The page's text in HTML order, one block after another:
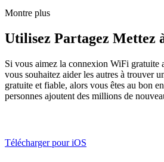
Montre plus
Utilisez Partagez Mettez
Si vous aimez la connexion WiFi gratuite
vous souhaitez aider les autres à trouver
gratuite et fiable, alors vous êtes au bon
personnes ajoutent des millions de
Télécharger pour iOS